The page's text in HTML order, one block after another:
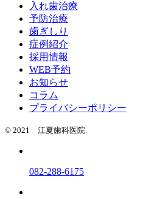
入れ歯治療
予防治療
歯ぎしり
症例紹介
採用情報
WEB予約
お知らせ
コラム
プライバシーポリシー
© 2021 江夏歯科医院.
082-288-6175